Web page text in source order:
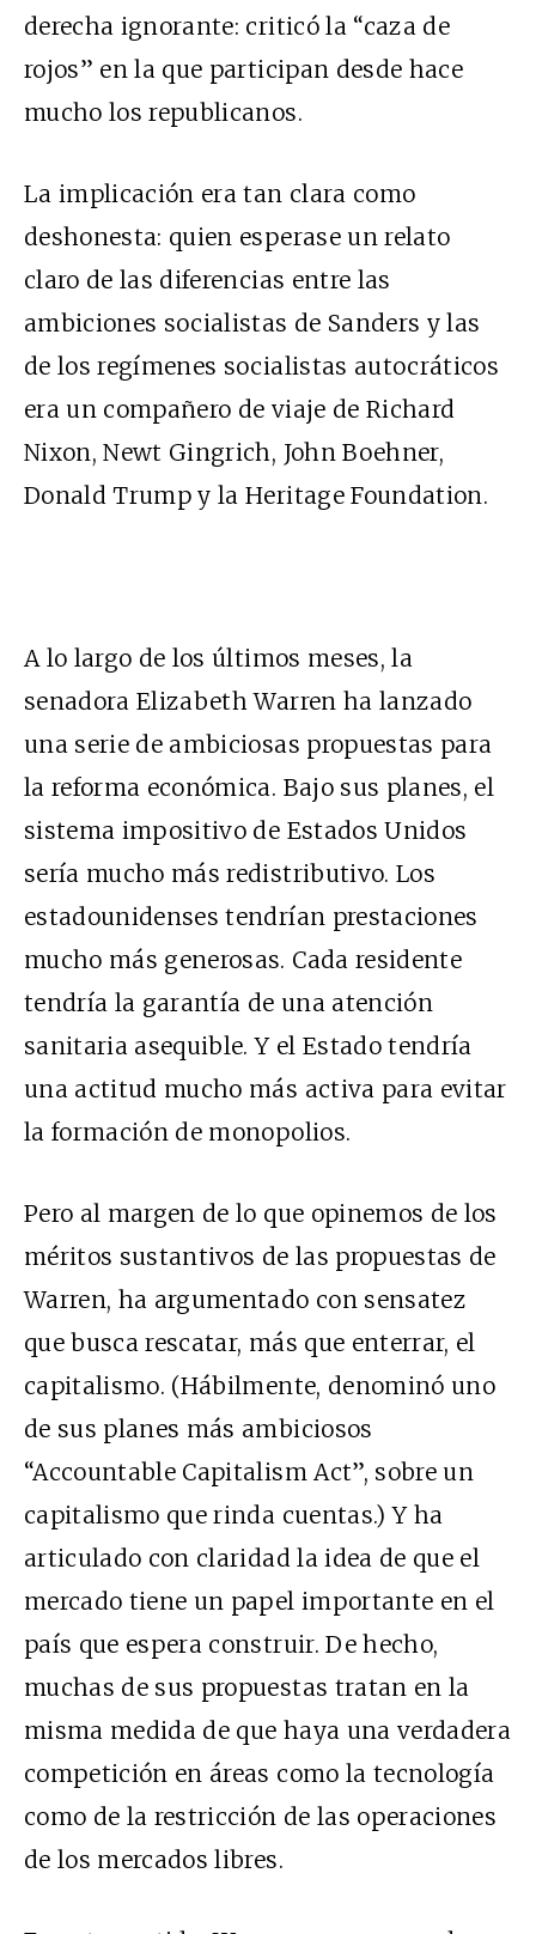
derecha ignorante: criticó la “caza de
rojos” en la que participan desde hace
mucho los republicanos.
La implicación era tan clara como
deshonesta: quien esperase un relato
claro de las diferencias entre las
ambiciones socialistas de Sanders y las
de los regímenes socialistas autocráticos
era un compañero de viaje de Richard
Nixon, Newt Gingrich, John Boehner,
Donald Trump y la Heritage Foundation.
A lo largo de los últimos meses, la
senadora Elizabeth Warren ha lanzado
una serie de ambiciosas propuestas para
la reforma económica. Bajo sus planes, el
sistema impositivo de Estados Unidos
sería mucho más redistributivo. Los
estadounidenses tendrían prestaciones
mucho más generosas. Cada residente
tendría la garantía de una atención
sanitaria asequible. Y el Estado tendría
una actitud mucho más activa para evitar
la formación de monopolios.
Pero al margen de lo que opinemos de los
méritos sustantivos de las propuestas de
Warren, ha argumentado con sensatez
que busca rescatar, más que enterrar, el
capitalismo. (Hábilmente, denominó uno
de sus planes más ambiciosos
“Accountable Capitalism Act”, sobre un
capitalismo que rinda cuentas.) Y ha
articulado con claridad la idea de que el
mercado tiene un papel importante en el
país que espera construir. De hecho,
muchas de sus propuestas tratan en la
misma medida de que haya una verdadera
competición en áreas como la tecnología
como de la restricción de las operaciones
de los mercados libres.